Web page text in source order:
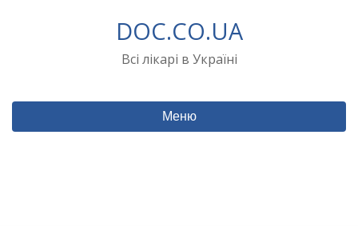
DOC.CO.UA
Всі лікарі в Україні
Меню